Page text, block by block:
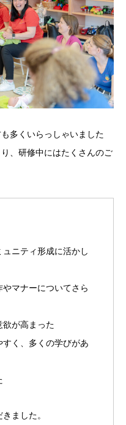
多くいらっしゃいました
、研修中にはたくさんのご
ュニティ形成に活かし
やマナーについてさら
欲が高まった
すく、多くの学びがあ
ました。